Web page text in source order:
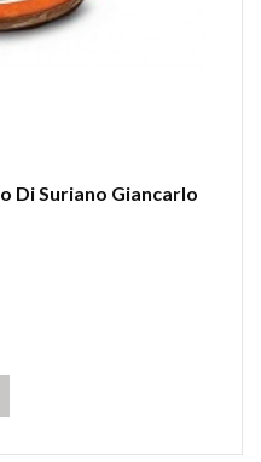
Di Suriano Giancarlo